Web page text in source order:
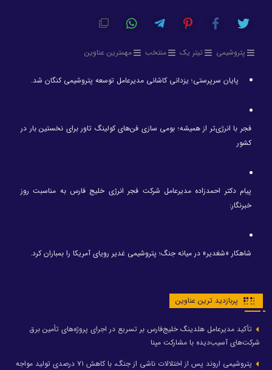
پتروشیمی تیتر یک منتخب مهمترین عناوین
پایان سرپرستی؛ یزدانی کاشانی مدیرعامل توسعه پتروشیمی کنگان شد.
فجر با انرژی‌تر از همیشه؛ بومی سازی فن‌های کولینگ تاور برای نخستین بار در
کشور
پیام دکتر احمدزاده مدیرعامل شرکت فجر انرژی خلیج فارس به مناسبت روز
خبرنگار:
شاهکار «شغدیر» در میانه جنگ؛ پتروشیمی غدیر رویای آمریکا را بمباران کرد.
پربازدید ترین عناوین
تأکید مدیرعامل هلدینگ خلیج‌فارس بر تسریع در اجرای پروژه‌های تأمین برق
شرکت‌های آسیب‌دیده با مشارکت مپنا
پتروشیمی اروند پس از اختلالات ناشی از جنگ، با کاهش ۷۱ درصدی تولید مواجه